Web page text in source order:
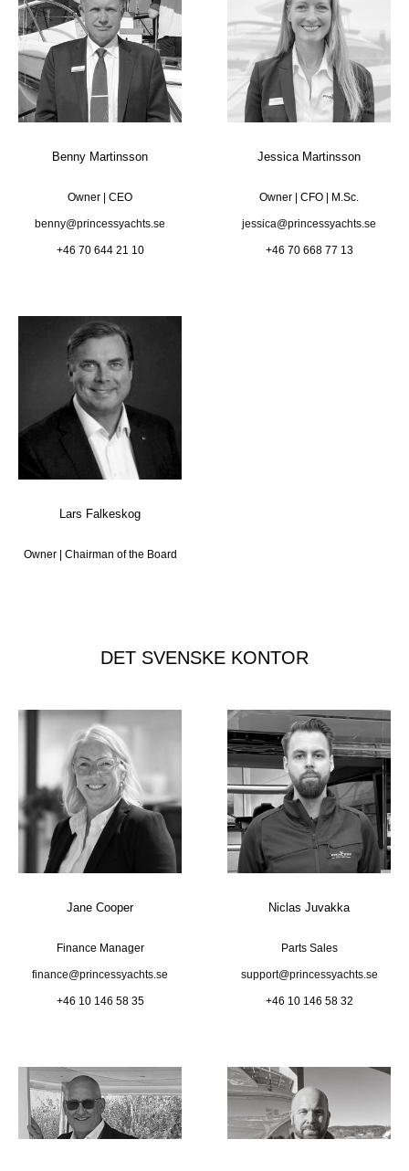
Benny Martinsson
Owner | CEO
benny@princessyachts.se
+46 70 644 21 10
Jessica Martinsson
Owner | CFO | M.Sc.
jessica@princessyachts.se
+46 70 668 77 13
Lars Falkeskog
Owner | Chairman of the Board
DET SVENSKE KONTOR
Jane Cooper
Finance Manager
finance@princessyachts.se
+46 10 146 58 35
Niclas Juvakka
Parts Sales
support@princessyachts.se
+46 10 146 58 32